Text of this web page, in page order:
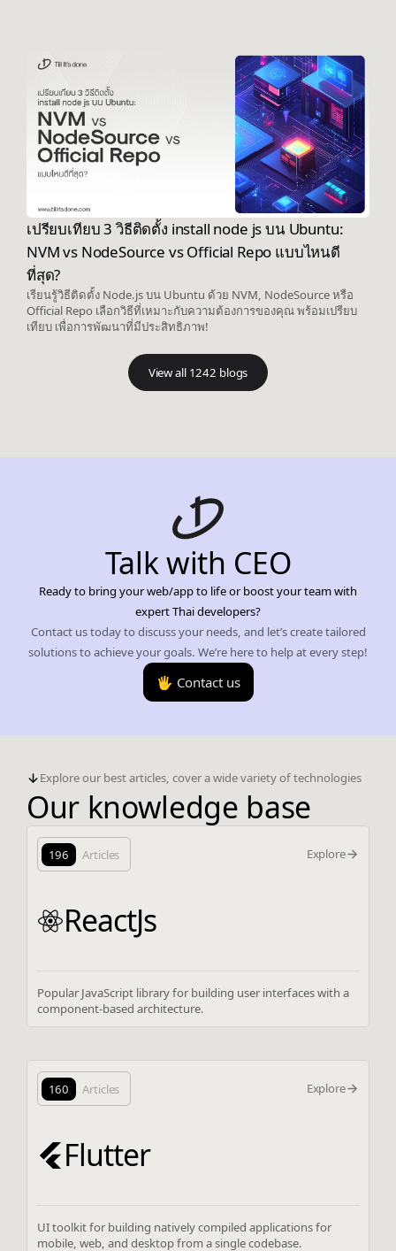
เปรียบเทียบ 3 วิธีติดตั้ง install node js บน Ubuntu:
NVM vs NodeSource vs Official Repo แบบไหนดี
ที่สุด?
เรียนรู้วิธีติดตั้ง Node.js บน Ubuntu ด้วย NVM, NodeSource หรือ
Official Repo เลือกวิธีที่เหมาะกับความต้องการของคุณ พร้อมเปรียบ
เทียบ เพื่อการพัฒนาที่มีประสิทธิภาพ!
View all 1242 blogs
Talk with CEO
Ready to bring your web/app to life or boost your team with
expert Thai developers?
Contact us today to discuss your needs, and let’s create tailored
solutions to achieve your goals. We’re here to help at every step!
🖐️ Contact us
Explore our best articles, cover a wide variety of technologies
Our knowledge base
196 Articles Explore
ReactJs
Popular JavaScript library for building user interfaces with a
component-based architecture.
160 Articles Explore
Flutter
UI toolkit for building natively compiled applications for
mobile, web, and desktop from a single codebase.